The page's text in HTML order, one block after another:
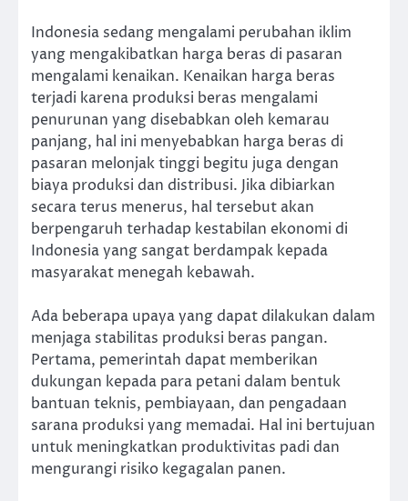
Indonesia sedang mengalami perubahan iklim
yang mengakibatkan harga beras di pasaran
mengalami kenaikan. Kenaikan harga beras
terjadi karena produksi beras mengalami
penurunan yang disebabkan oleh kemarau
panjang, hal ini menyebabkan harga beras di
pasaran melonjak tinggi begitu juga dengan
biaya produksi dan distribusi. Jika dibiarkan
secara terus menerus, hal tersebut akan
berpengaruh terhadap kestabilan ekonomi di
Indonesia yang sangat berdampak kepada
masyarakat menegah kebawah.
Ada beberapa upaya yang dapat dilakukan dalam
menjaga stabilitas produksi beras pangan.
Pertama, pemerintah dapat memberikan
dukungan kepada para petani dalam bentuk
bantuan teknis, pembiayaan, dan pengadaan
sarana produksi yang memadai. Hal ini bertujuan
untuk meningkatkan produktivitas padi dan
mengurangi risiko kegagalan panen.